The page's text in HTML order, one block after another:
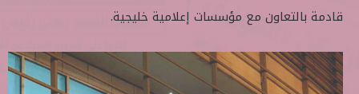
قادمة بالتعاون مع مؤسسات إعلامية خليجية.